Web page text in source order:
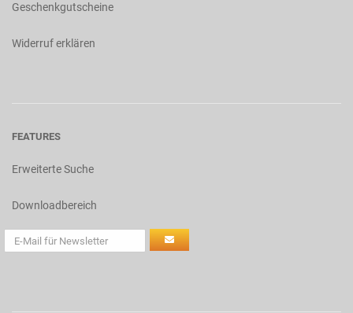
Geschenkgutscheine
Widerruf erklären
FEATURES
Erweiterte Suche
Downloadbereich